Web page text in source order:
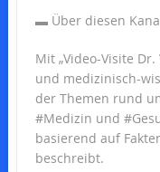
▬ Über diesen
Mit „Video-Visite
und medizinisch-
der Themen rund
#Medizin und
basierend auf
beschreibt.